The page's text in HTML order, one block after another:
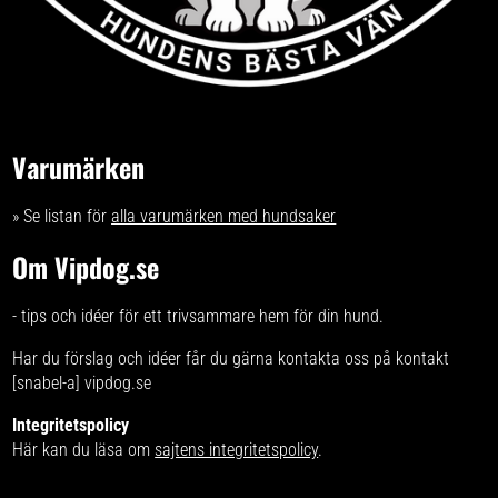
Varumärken
» Se listan föralla varumärken med hundsaker
Om Vipdog.se
- tips och idéer för ett trivsammare hem för din hund.
Har du förslag och idéer får du gärna kontakta oss på kontakt
[snabel-a] vipdog.se
Integritetspolicy
Här kan du läsa om sajtens integritetspolicy.